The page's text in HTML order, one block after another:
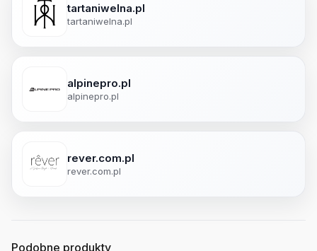
tartaniwelna.pl
tartaniwelna.pl
alpinepro.pl
alpinepro.pl
rever.com.pl
rever.com.pl
Podobne produkty